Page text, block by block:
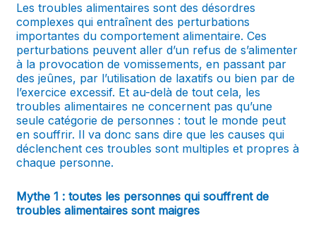
Les troubles alimentaires sont des désordres
complexes qui entraînent des perturbations
importantes du comportement alimentaire. Ces
perturbations peuvent aller d’un refus de s’alimenter
à la provocation de vomissements, en passant par
des jeûnes, par l’utilisation de laxatifs ou bien par de
l’exercice excessif. Et au-delà de tout cela, les
troubles alimentaires ne concernent pas qu’une
seule catégorie de personnes : tout le monde peut
en souffrir. Il va donc sans dire que les causes qui
déclenchent ces troubles sont multiples et propres à
chaque personne.
Mythe 1 : toutes les personnes qui souffrent de
troubles alimentaires sont maigres